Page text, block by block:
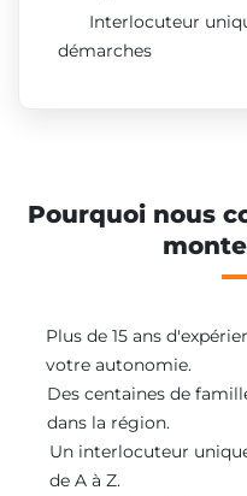
Interlocuteur
démarches
Pourquoi nous
Plus de 15 ans
votre autonomie.
Des centaines de
dans la région.
Un interlocuteur
de A à Z.